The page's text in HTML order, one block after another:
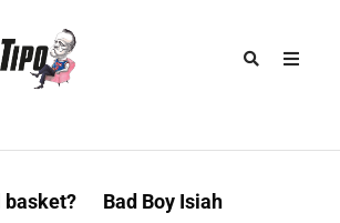
basket? Bad Boy Isiah